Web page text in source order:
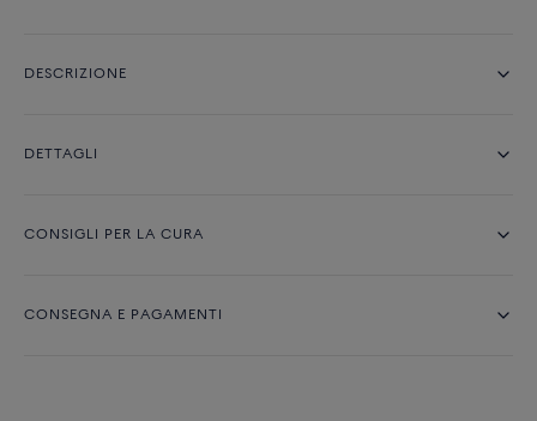
DESCRIZIONE
DETTAGLI
CONSIGLI PER LA CURA
CONSEGNA E PAGAMENTI